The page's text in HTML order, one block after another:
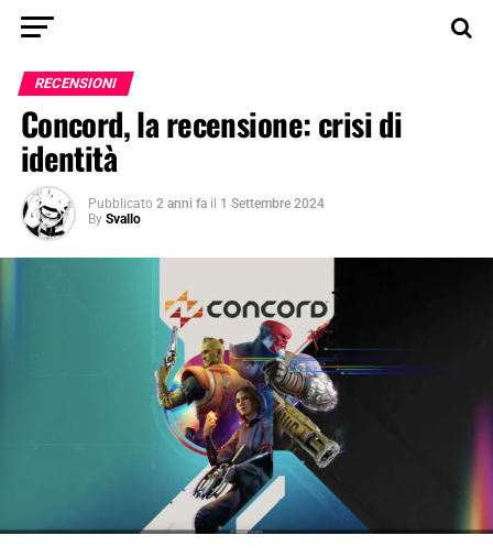
RECENSIONI
Concord, la recensione: crisi di
identità
Pubblicato 2 anni fa il 1 Settembre 2024
By Svallo